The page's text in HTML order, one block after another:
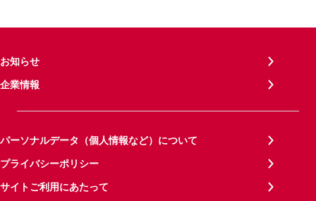
お知らせ
企業情報
パーソナルデータ（個人情報など）について
プライバシーポリシー
サイトご利用にあたって